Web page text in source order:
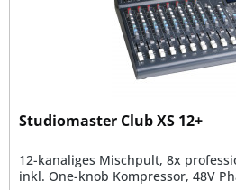
Studiomaster Club XS 12+
12-kanaliges Mischpult, 8x
inkl. One-knob Kompressor, 48V